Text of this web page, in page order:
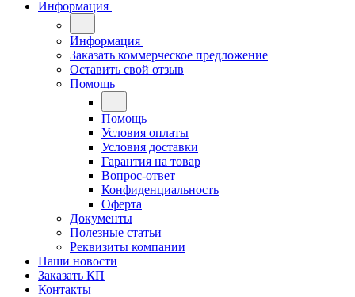
Информация
Информация
Заказать коммерческое предложение
Оставить свой отзыв
Помощь
Помощь
Условия оплаты
Условия доставки
Гарантия на товар
Вопрос-ответ
Конфиденциальность
Оферта
Документы
Полезные статьи
Реквизиты компании
Наши новости
Заказать КП
Контакты